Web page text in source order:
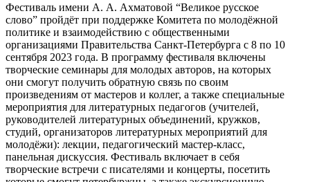
Фестиваль имени А. А. Ахматовой “Великое русское
слово” пройдёт при поддержке Комитета по молодёжной
политике и взаимодействию с общественными
организациями Правительства Санкт-Петербурга с 8 по 10
сентября 2023 года. В программу фестиваля включены
творческие семинары для молодых авторов, на которых
они смогут получить обратную связь по своим
произведениям от мастеров и коллег, а также специальные
мероприятия для литературных педагогов (учителей,
руководителей литературных объединений, кружков,
студий, организаторов литературных мероприятий для
молодёжи): лекции, педагогический мастер-класс,
панельная дискуссия. Фестиваль включает в себя
творческие встречи с писателями и концерты, посетить